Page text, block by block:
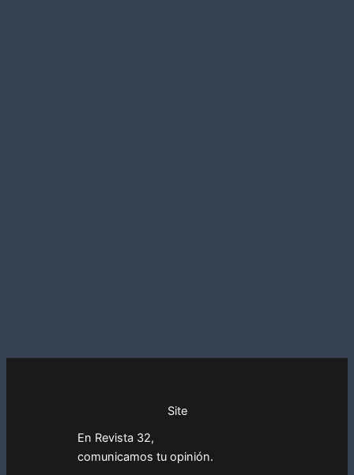
Site
En Revista 32,
comunicamos tu opinión.